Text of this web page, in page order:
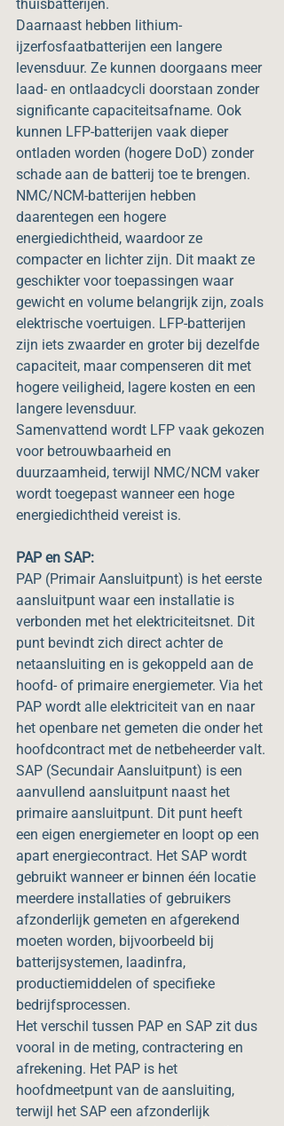
thuisbatterijen.
Daarnaast hebben lithium-
ijzerfosfaatbatterijen een langere
levensduur. Ze kunnen doorgaans meer
laad- en ontlaadcycli doorstaan zonder
significante capaciteitsafname. Ook
kunnen LFP-batterijen vaak dieper
ontladen worden (hogere DoD) zonder
schade aan de batterij toe te brengen.
NMC/NCM-batterijen hebben
daarentegen een hogere
energiedichtheid, waardoor ze
compacter en lichter zijn. Dit maakt ze
geschikter voor toepassingen waar
gewicht en volume belangrijk zijn, zoals
elektrische voertuigen. LFP-batterijen
zijn iets zwaarder en groter bij dezelfde
capaciteit, maar compenseren dit met
hogere veiligheid, lagere kosten en een
langere levensduur.
Samenvattend wordt LFP vaak gekozen
voor betrouwbaarheid en
duurzaamheid, terwijl NMC/NCM vaker
wordt toegepast wanneer een hoge
energiedichtheid vereist is.
PAP en SAP:
PAP (Primair Aansluitpunt) is het eerste
aansluitpunt waar een installatie is
verbonden met het elektriciteitsnet. Dit
punt bevindt zich direct achter de
netaansluiting en is gekoppeld aan de
hoofd- of primaire energiemeter. Via het
PAP wordt alle elektriciteit van en naar
het openbare net gemeten die onder het
hoofdcontract met de netbeheerder valt.
SAP (Secundair Aansluitpunt) is een
aanvullend aansluitpunt naast het
primaire aansluitpunt. Dit punt heeft
een eigen energiemeter en loopt op een
apart energiecontract. Het SAP wordt
gebruikt wanneer er binnen één locatie
meerdere installaties of gebruikers
afzonderlijk gemeten en afgerekend
moeten worden, bijvoorbeeld bij
batterijsystemen, laadinfra,
productiemiddelen of specifieke
bedrijfsprocessen.
Het verschil tussen PAP en SAP zit dus
vooral in de meting, contractering en
afrekening. Het PAP is het
hoofdmeetpunt van de aansluiting,
terwijl het SAP een afzonderlijk